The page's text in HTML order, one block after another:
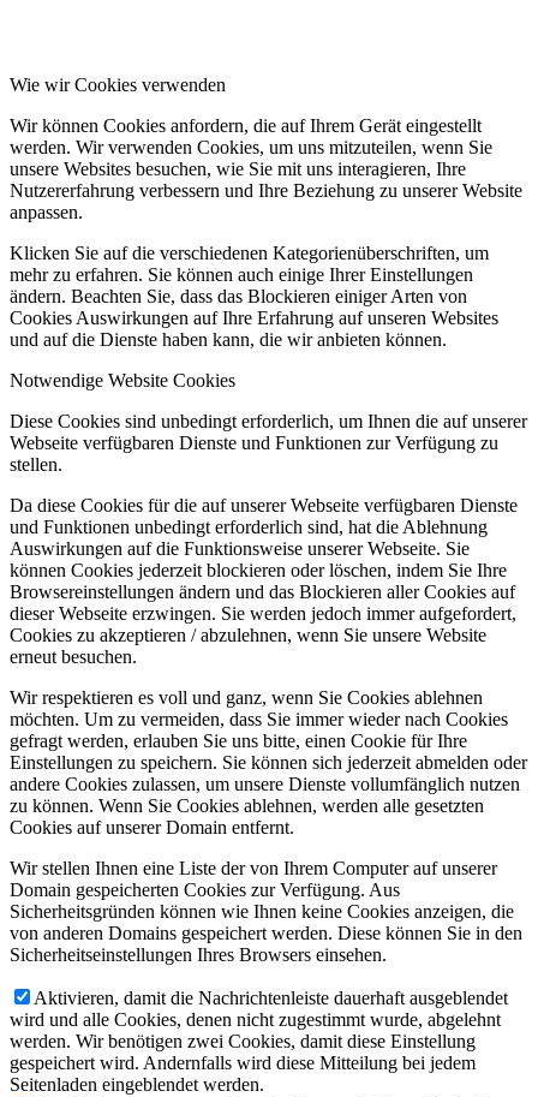
Wie wir Cookies verwenden
Wir können Cookies anfordern, die auf Ihrem Gerät eingestellt
werden. Wir verwenden Cookies, um uns mitzuteilen, wenn Sie
unsere Websites besuchen, wie Sie mit uns interagieren, Ihre
Nutzererfahrung verbessern und Ihre Beziehung zu unserer Website
anpassen.
Klicken Sie auf die verschiedenen Kategorienüberschriften, um
mehr zu erfahren. Sie können auch einige Ihrer Einstellungen
ändern. Beachten Sie, dass das Blockieren einiger Arten von
Cookies Auswirkungen auf Ihre Erfahrung auf unseren Websites
und auf die Dienste haben kann, die wir anbieten können.
Notwendige Website Cookies
Diese Cookies sind unbedingt erforderlich, um Ihnen die auf unserer
Webseite verfügbaren Dienste und Funktionen zur Verfügung zu
stellen.
Da diese Cookies für die auf unserer Webseite verfügbaren Dienste
und Funktionen unbedingt erforderlich sind, hat die Ablehnung
Auswirkungen auf die Funktionsweise unserer Webseite. Sie
können Cookies jederzeit blockieren oder löschen, indem Sie Ihre
Browsereinstellungen ändern und das Blockieren aller Cookies auf
dieser Webseite erzwingen. Sie werden jedoch immer aufgefordert,
Cookies zu akzeptieren / abzulehnen, wenn Sie unsere Website
erneut besuchen.
Wir respektieren es voll und ganz, wenn Sie Cookies ablehnen
möchten. Um zu vermeiden, dass Sie immer wieder nach Cookies
gefragt werden, erlauben Sie uns bitte, einen Cookie für Ihre
Einstellungen zu speichern. Sie können sich jederzeit abmelden oder
andere Cookies zulassen, um unsere Dienste vollumfänglich nutzen
zu können. Wenn Sie Cookies ablehnen, werden alle gesetzten
Cookies auf unserer Domain entfernt.
Wir stellen Ihnen eine Liste der von Ihrem Computer auf unserer
Domain gespeicherten Cookies zur Verfügung. Aus
Sicherheitsgründen können wie Ihnen keine Cookies anzeigen, die
von anderen Domains gespeichert werden. Diese können Sie in den
Sicherheitseinstellungen Ihres Browsers einsehen.
Aktivieren, damit die Nachrichtenleiste dauerhaft ausgeblendet
wird und alle Cookies, denen nicht zugestimmt wurde, abgelehnt
werden. Wir benötigen zwei Cookies, damit diese Einstellung
gespeichert wird. Andernfalls wird diese Mitteilung bei jedem
Seitenladen eingeblendet werden.